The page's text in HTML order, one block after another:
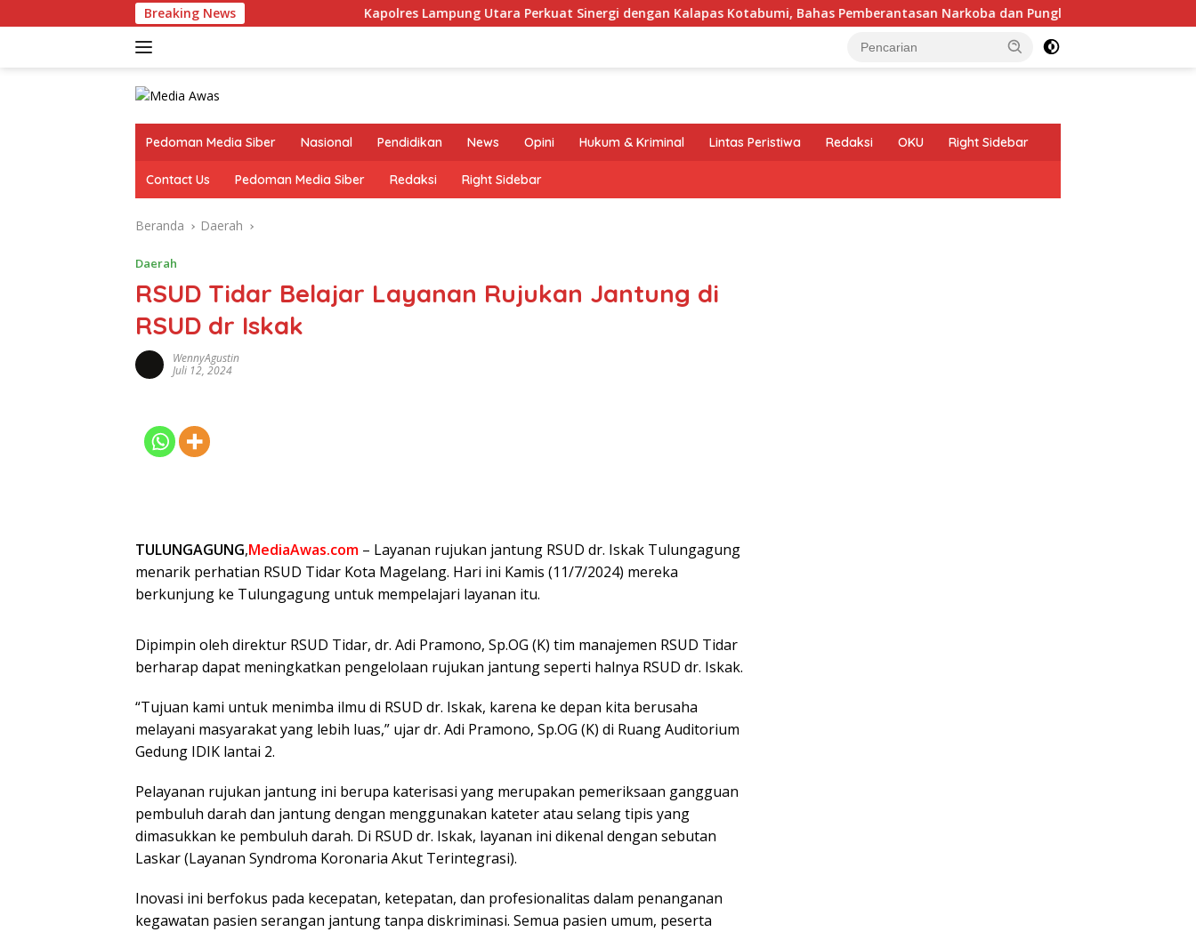
ke
Breaking News Kapolres Lampung Utara Perkuat Sinergi dengan Kalapas Kotabumi, Bahas Pemberantasan Narkoba dan Pungli Pelepasan Kontingen
Pedoman Media Siber Nasional Pendidikan News Opini Hukum & Kriminal Lintas Peristiwa Redaksi OKU Right Sidebar
Contact Us Pedoman Media Siber Redaksi Right Sidebar
Beranda Daerah
Daerah
RSUD Tidar Belajar Layanan Rujukan Jantung di
RSUD dr Iskak
WennyAgustin
Juli 12, 2024
TULUNGAGUNG,MediaAwas.com – Layanan rujukan jantung RSUD dr. Iskak Tulungagung
menarik perhatian RSUD Tidar Kota Magelang. Hari ini Kamis (11/7/2024) mereka
berkunjung ke Tulungagung untuk mempelajari layanan itu.
Dipimpin oleh direktur RSUD Tidar, dr. Adi Pramono, Sp.OG (K) tim manajemen RSUD Tidar
berharap dapat meningkatkan pengelolaan rujukan jantung seperti halnya RSUD dr. Iskak.
“Tujuan kami untuk menimba ilmu di RSUD dr. Iskak, karena ke depan kita berusaha
melayani masyarakat yang lebih luas,” ujar dr. Adi Pramono, Sp.OG (K) di Ruang Auditorium
Gedung IDIK lantai 2.
Pelayanan rujukan jantung ini berupa katerisasi yang merupakan pemeriksaan gangguan
pembuluh darah dan jantung dengan menggunakan kateter atau selang tipis yang
dimasukkan ke pembuluh darah. Di RSUD dr. Iskak, layanan ini dikenal dengan sebutan
Laskar (Layanan Syndroma Koronaria Akut Terintegrasi).
Inovasi ini berfokus pada kecepatan, ketepatan, dan profesionalitas dalam penanganan
kegawatan pasien serangan jantung tanpa diskriminasi. Semua pasien umum, peserta